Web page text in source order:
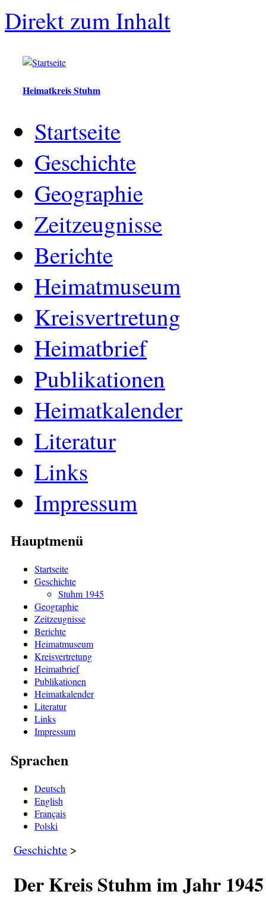
Direkt zum Inhalt
Heimatkreis Stuhm
Startseite
Geschichte
Geographie
Zeitzeugnisse
Berichte
Heimatmuseum
Kreisvertretung
Heimatbrief
Publikationen
Heimatkalender
Literatur
Links
Impressum
Hauptmenü
Startseite
Geschichte
Stuhm 1945
Geographie
Zeitzeugnisse
Berichte
Heimatmuseum
Kreisvertretung
Heimatbrief
Publikationen
Heimatkalender
Literatur
Links
Impressum
Sprachen
Deutsch
English
Français
Polski
Geschichte >
Der Kreis Stuhm im Jahr 1945